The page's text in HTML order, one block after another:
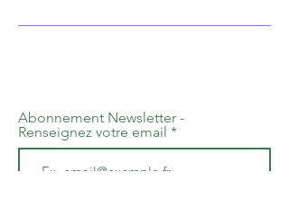
Abonnement Newsletter -
Renseignez votre email